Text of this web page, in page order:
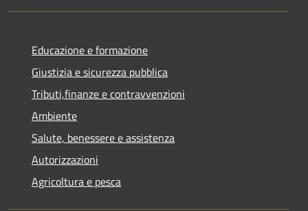
Educazione e formazione
Giustizia e sicurezza pubblica
Tributi,finanze e contravvenzioni
Ambiente
Salute, benessere e assistenza
Autorizzazioni
Agricoltura e pesca